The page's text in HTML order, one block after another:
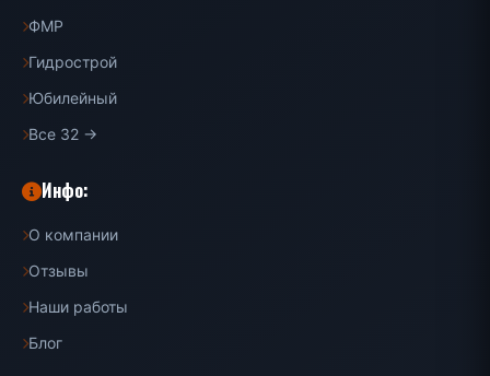
ФМР
Гидрострой
Юбилейный
Все 32 →
Инфо:
О компании
Отзывы
Наши работы
Блог